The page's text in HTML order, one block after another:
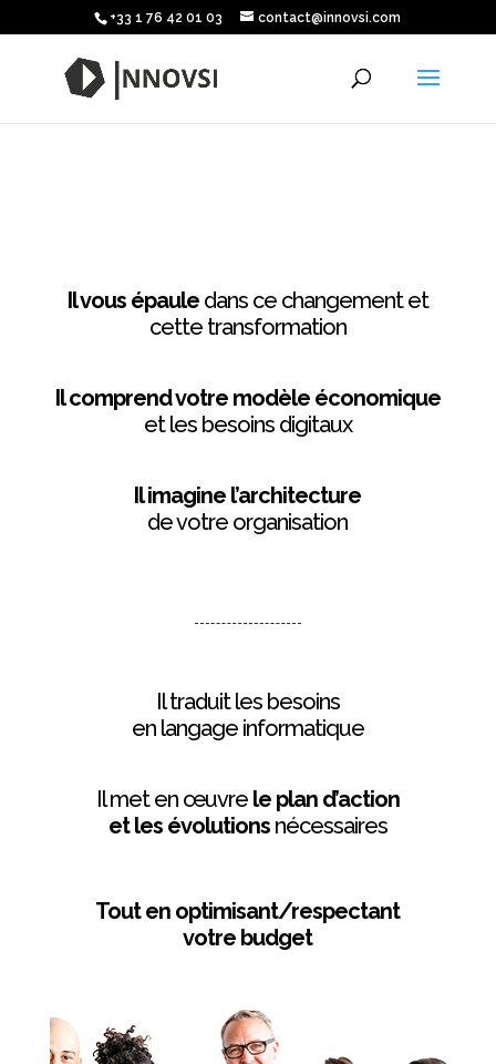
+33 1 76 42 01 03 contact@innovsi.com
Il vous épaule dans ce changement et
cette transformation
Il comprend votre modèle économique
et les besoins digitaux
Il imagine l’architecture
de votre organisation
Il traduit les besoins
en langage informatique
Il met en œuvre le plan d’action
et les évolutionsnécessaires
Tout en optimisant/respectant
votre budget